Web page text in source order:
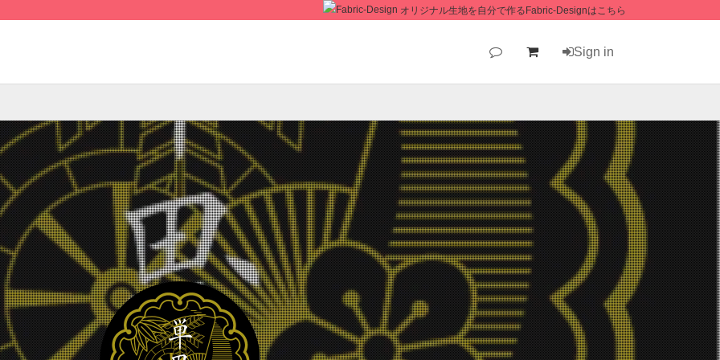
オリジナル生地を自分で作るFabric-Designはこちら
Sign in